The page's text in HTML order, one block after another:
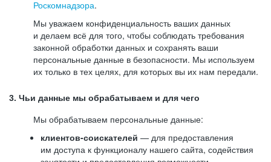
Роскомнадзора.
Мы уважаем конфиденциальность ваших данных
и делаем всё для того, чтобы соблюдать требования
законной обработки данных и сохранять ваши
персональные данные в безопасности. Мы используем
их только в тех целях, для которых вы их нам передали.
3. Чьи данные мы обрабатываем и для чего
Мы обрабатываем персональные данные:
клиентов-соискателей — для предоставления
им доступа к функционалу нашего сайта, содействия